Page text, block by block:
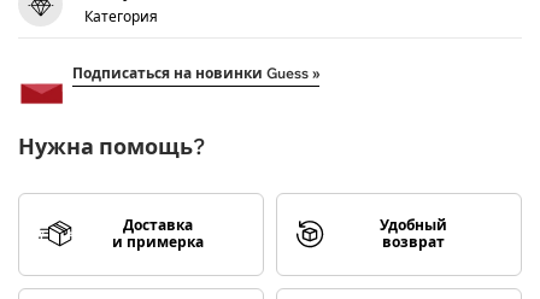
Категория
Подписаться на новинки Guess »
Нужна помощь?
Доставка
и примерка
Удобный
возврат